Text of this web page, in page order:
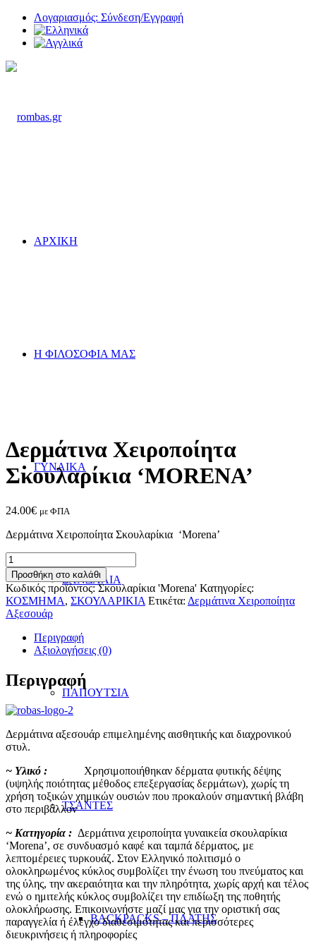
Λογαριασμός: Σύνδεση/Εγγραφή
ΑΡΧΙΚΗ
Η ΦΙΛΟΣΟΦΙΑ ΜΑΣ
ΓΥΝΑΙΚΑ
ΣΑΝΔΑΛΙΑ
ΠΑΠΟΥΤΣΙΑ
ΤΣΑΝΤΕΣ
BACKPACKS – ΠΛΑΤΗΣ
Δερμάτινα Χειροποίητα
Σκουλαρίκια ‘MORENA’
24.00€ με ΦΠΑ
Δερμάτινα Χειροποίητα Σκουλαρίκια ‘Morena’
Δερμάτινα
Χειροποίητα
Σκουλαρίκια
'MORENA'
ποσότητα
Προσθήκη στο καλάθι
Κωδικός προϊόντος:Σκουλαρίκια 'Morena' Κατηγορίες:
ΚΟΣΜΗΜΑ, ΣΚΟΥΛΑΡΙΚΙΑ Ετικέτα: Δερμάτινα Χειροποίητα
Αξεσουάρ
Περιγραφή
Αξιολογήσεις (0)
Περιγραφή
Δερμάτινα αξεσουάρ επιμελημένης αισθητικής και διαχρονικού
στυλ.
~ Υλικό :
Χρησιμοποιήθηκαν δέρματα φυτικής δέψης
(υψηλής ποιότητας μέθοδος επεξεργασίας δερμάτων), χωρίς τη
χρήση τοξικών χημικών ουσιών που προκαλούν σημαντική βλάβη
στο περιβάλλον
~ Κατηγορία : Δερμάτινα χειροποίητα γυναικεία σκουλαρίκια
‘Morena’, σε συνδυασμό καφέ και ταμπά δέρματος, με
λεπτομέρειες τυρκουάζ. Στον Ελληνικό πολιτισμό ο
ολοκληρωμένος κύκλος συμβολίζει την ένωση του πνεύματος και
της ύλης, την ακεραιότητα και την πληρότητα, χωρίς αρχή και τέλος
ενώ ο ημιτελής κύκλος συμβολίζει την επιδίωξη της ποθητής
ολοκλήρωσης. Επικοινωνήστε μαζί μας για την οριστική σας
παραγγελία ή έλεγχο διαθεσιμότητας και περισσότερες
διευκρινήσεις ή πληροφορίες